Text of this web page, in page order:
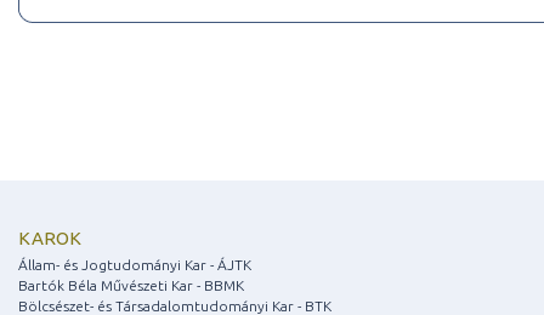
KAROK
Állam- és Jogtudományi Kar - ÁJTK
Bartók Béla Művészeti Kar - BBMK
Bölcsészet- és Társadalomtudományi Kar - BTK